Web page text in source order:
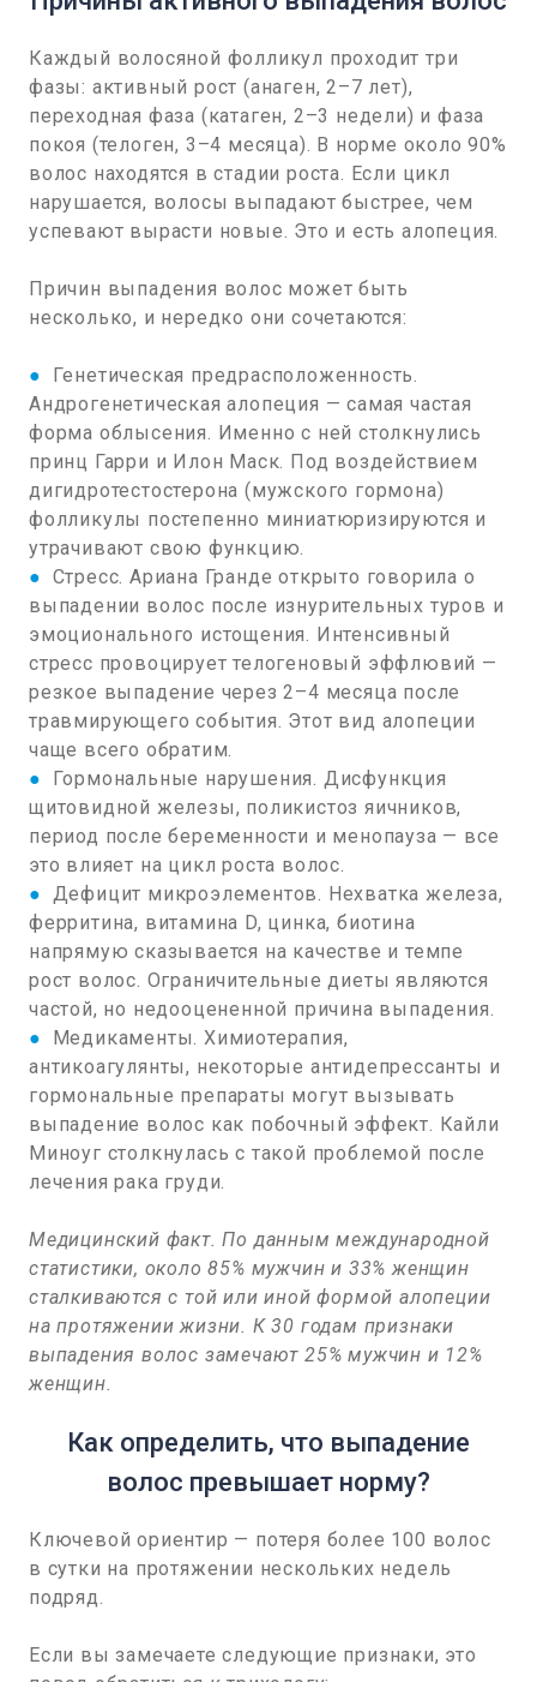
Каждый волосяной фолликул проходит три
фазы: активный рост (анаген, 2–7 лет),
переходная фаза (катаген, 2–3 недели) и фаза
покоя (телоген, 3–4 месяца). В норме около 90%
волос находятся в стадии роста. Если цикл
нарушается, волосы выпадают быстрее, чем
успевают вырасти новые. Это и есть алопеция.
Причин выпадения волос может быть
несколько, и нередко они сочетаются:
● Генетическая предрасположенность.
Андрогенетическая алопеция — самая частая
форма облысения. Именно с ней столкнулись
принц Гарри и Илон Маск. Под воздействием
дигидротестостерона (мужского гормона)
фолликулы постепенно миниатюризируются и
утрачивают свою функцию.
● Стресс. Ариана Гранде открыто говорила о
выпадении волос после изнурительных туров и
эмоционального истощения. Интенсивный
стресс провоцирует телогеновый эффлювий —
резкое выпадение через 2–4 месяца после
травмирующего события. Этот вид алопеции
чаще всего обратим.
● Гормональные нарушения. Дисфункция
щитовидной железы, поликистоз яичников,
период после беременности и менопауза — все
это влияет на цикл роста волос.
● Дефицит микроэлементов. Нехватка железа,
ферритина, витамина D, цинка, биотина
напрямую сказывается на качестве и темпе
рост волос. Ограничительные диеты являются
частой, но недооцененной причина выпадения.
● Медикаменты. Химиотерапия,
антикоагулянты, некоторые антидепрессанты и
гормональные препараты могут вызывать
выпадение волос как побочный эффект. Кайли
Миноуг столкнулась с такой проблемой после
лечения рака груди.
Медицинский факт. По данным международной
статистики, около 85% мужчин и 33% женщин
сталкиваются с той или иной формой алопеции
на протяжении жизни. К 30 годам признаки
выпадения волос замечают 25% мужчин и 12%
женщин.
Как определить, что выпадение
волос превышает норму?
Ключевой ориентир — потеря более 100 волос
в сутки на протяжении нескольких недель
подряд.
Если вы замечаете следующие признаки, это